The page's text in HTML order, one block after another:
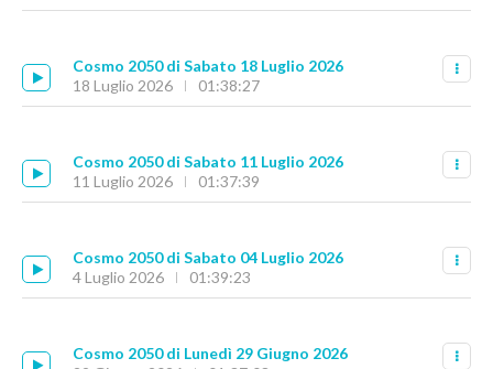
Cosmo 2050 di Sabato 18 Luglio 2026
18 Luglio 2026
01:38:27
Cosmo 2050 di Sabato 11 Luglio 2026
11 Luglio 2026
01:37:39
Cosmo 2050 di Sabato 04 Luglio 2026
4 Luglio 2026
01:39:23
Cosmo 2050 di Lunedì 29 Giugno 2026